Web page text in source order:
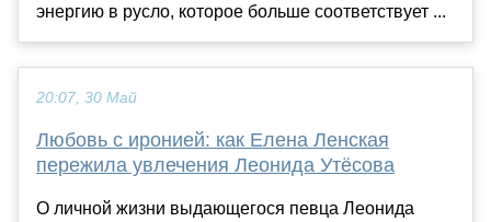
энергию в русло, которое больше соответствует ...
20:07, 30 Май
Любовь с иронией: как Елена Ленская
пережила увлечения Леонида Утёсова
О личной жизни выдающегося певца Леонида